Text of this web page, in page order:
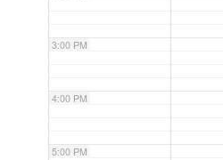
3:00 PM
4:00 PM
5:00 PM